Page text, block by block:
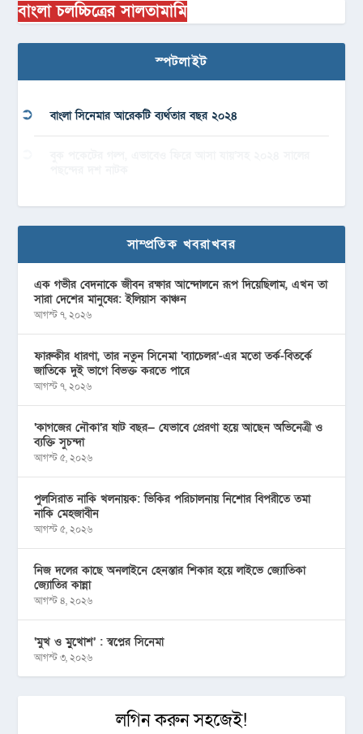
বাংলা চলচ্চিত্রের সালতামামি
স্পটলাইট
বাংলা সিনেমার আরেকটি ব্যর্থতার বছর ২০২৪
সাম্প্রতিক খবরাখবর
এক গভীর বেদনাকে জীবন রক্ষার আন্দোলনে রূপ দিয়েছিলাম, এখন তা
সারা দেশের মানুষের: ইলিয়াস কাঞ্চন
আগস্ট ৭, ২০২৬
ফারুকীর ধারণা, তার নতুন সিনেমা ‘ব্যাচেলর’-এর মতো তর্ক-বিতর্কে
জাতিকে দুই ভাগে বিভক্ত করতে পারে
আগস্ট ৭, ২০২৬
‘কাগজের নৌকা’র ষাট বছর— যেভাবে প্রেরণা হয়ে আছেন অভিনেত্রী ও
ব্যক্তি সুচন্দা
আগস্ট ৫, ২০২৬
পুলসিরাত নাকি খলনায়ক: ভিকির পরিচালনায় নিশোর বিপরীতে তমা
নাকি মেহজাবীন
আগস্ট ৫, ২০২৬
নিজ দলের কাছে অনলাইনে হেনস্তার শিকার হয়ে লাইভে জ্যোতিকা
জ্যোতির কান্না
আগস্ট ৪, ২০২৬
‘মুখ ও মু্খোশ’ : স্বপ্নের সিনেমা
আগস্ট ৩, ২০২৬
লগিন করুন সহজেই!